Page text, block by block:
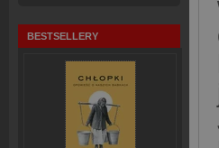
BESTSELLERY